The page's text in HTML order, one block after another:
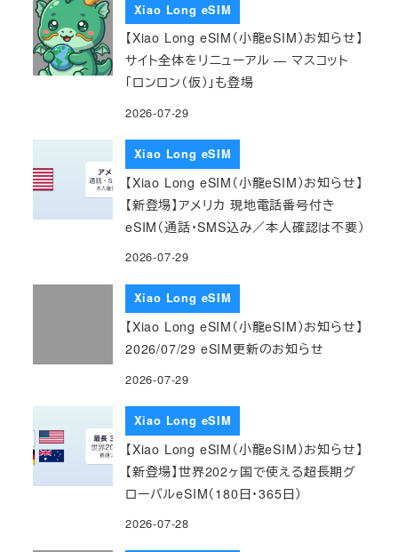
Xiao Long eSIM
【Xiao Long eSIM（小龍eSIM）お知らせ】
サイト全体をリニューアル — マスコット
「ロンロン（仮）」も登場
2026-07-29
Xiao Long eSIM
【Xiao Long eSIM（小龍eSIM）お知らせ】
【新登場】アメリカ 現地電話番号付き
eSIM（通話・SMS込み／本人確認は不要）
2026-07-29
Xiao Long eSIM
【Xiao Long eSIM（小龍eSIM）お知らせ】
2026/07/29 eSIM更新のお知らせ
2026-07-29
Xiao Long eSIM
【Xiao Long eSIM（小龍eSIM）お知らせ】
【新登場】世界202ヶ国で使える超長期グ
ローバルeSIM（180日・365日）
2026-07-28